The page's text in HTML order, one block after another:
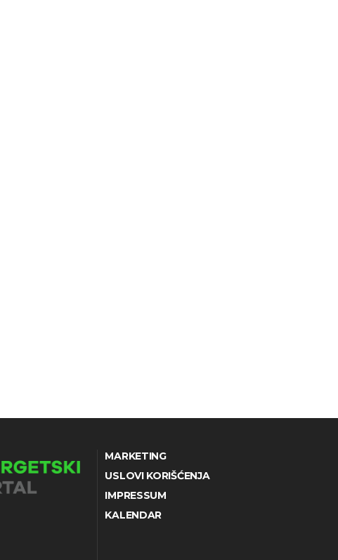
MARKETING
USLOVI KORIŠĆENJA
IMPRESSUM
KALENDAR